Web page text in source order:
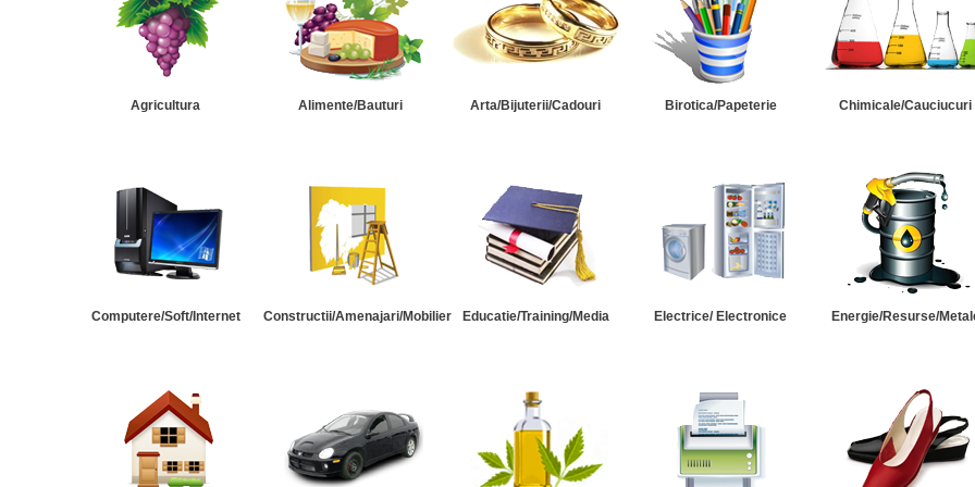
Agricultura Alimente/Bauturi Arta/Bijuterii/Cadouri Birotica/Papeterie Chimicale/Cauciucuri
Computere/Soft/Internet Constructii/Amenajari/Mobilier Educatie/Training/Media Electrice/ Electronice Energie/Resurse/